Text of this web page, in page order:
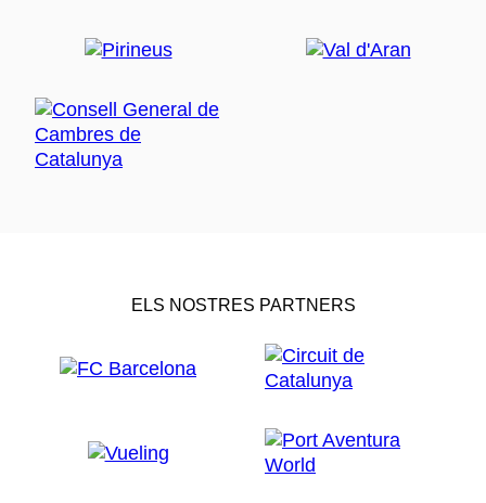
ELS NOSTRES PARTNERS